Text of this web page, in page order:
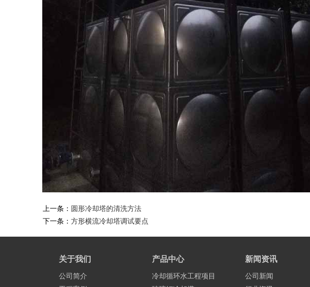
上一条： 圆形冷却塔的清洗方法
下一条： 方形横流冷却塔调试要点
关于我们
公司简介
产品中心
冷却循环水工程项目
新闻资讯
公司新闻